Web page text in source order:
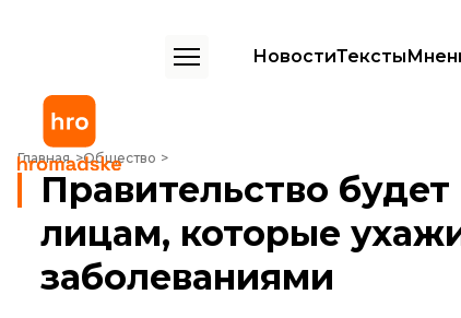
НовостиТексты
Главная Общество
Правительство будет выплачивать социальную помощь
Правительство
лицам, которые
заболеваниями